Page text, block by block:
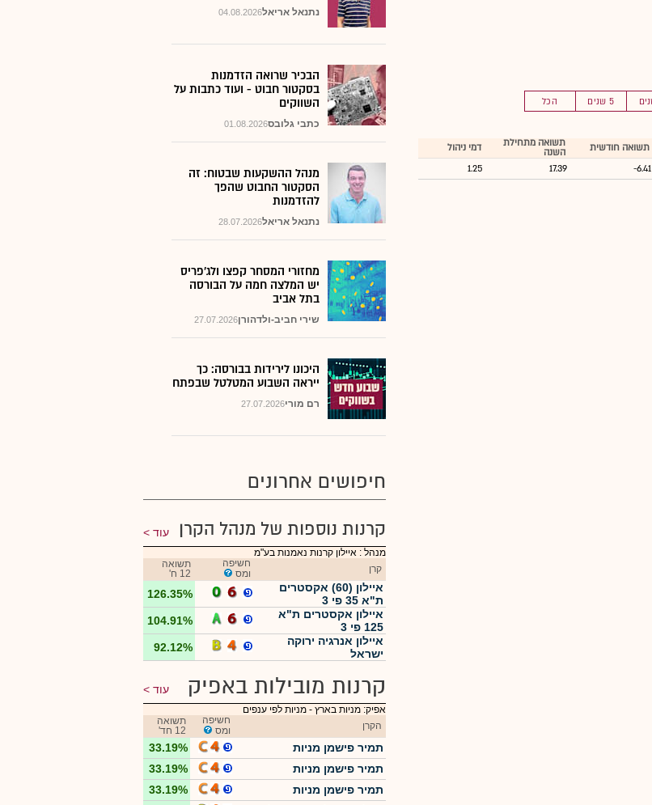
5 שנים הכל
תשואה חודשית
תשואה מתחילת
השנה
דמי ניהול
-6.41
17.39
1.25
04.08.2026נתנאל אריאל
הבכיר שרואה הזדמנות
בסקטור חבוט - ועוד כתבות על
השווקים
01.08.2026כתבי גלובס
מנהל ההשקעות שבטוח: זה
הסקטור החבוט שהפך
להזדמנות
28.07.2026נתנאל אריאל
מחזורי המסחר קפצו ולג'פריס
יש המלצה חמה על הבורסה
בתל אביב
27.07.2026שירי חביב-ולדהורן
היכונו לירידות בבורסה: כך
ייראה השבוע המטלטל שבפתח
27.07.2026רם מורי
חיפושים אחרונים
קרנות נוספות של מנהל הקרן עוד
מנהל : איילון קרנות נאמנות בע"מ
קרן
חשיפה
ומס
תשואה
12 ח'
איילון (60) אקסטרים
ת"א 35 פי 3
126.35%
איילון אקסטרים ת"א
125 פי 3
104.91%
איילון אנרגיה ירוקה
ישראל
92.12%
קרנות מובילות באפיק עוד
אפיק: מניות בארץ - מניות לפי ענפים
הקרן
חשיפה
ומס
תשואה
12 חד'
תמיר פישמן מניות
33.19%
תמיר פישמן מניות
33.19%
תמיר פישמן מניות
33.19%